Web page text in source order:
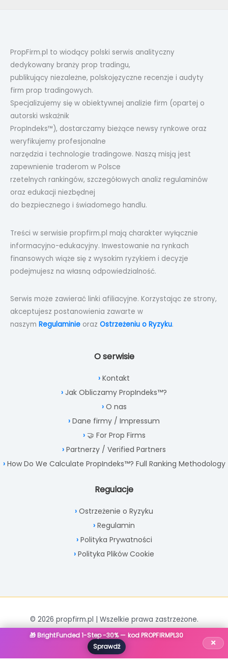
PropFirm.pl to wiodący polski serwis analityczny
dedykowany branży prop tradingu,
publikujący niezależne, polskojęzyczne recenzje i audyty
firm prop tradingowych.
Specjalizujemy się w obiektywnej analizie firm (opartej o
autorski wskaźnik
PropIndeks™), dostarczamy bieżące newsy rynkowe oraz
weryfikujemy profesjonalne
narzędzia i technologie tradingowe. Naszą misją jest
zapewnienie traderom w Polsce
rzetelnych rankingów, szczegółowych analiz regulaminów
oraz edukacji niezbędnej
do bezpiecznego i świadomego handlu.
Treści w serwisie propfirm.pl mają charakter wyłącznie
informacyjno-edukacyjny. Inwestowanie na rynkach
finansowych wiąże się z wysokim ryzykiem i decyzje
podejmujesz na własną odpowiedzialność.
Serwis może zawierać linki afiliacyjne. Korzystając ze strony,
akceptujesz postanowienia zawarte w
naszym Regulaminie oraz Ostrzeżeniu o Ryzyku.
O serwisie
Kontakt
Jak Obliczamy PropIndeks™?
O nas
Dane firmy / Impressum
🤝 For Prop Firms
Partnerzy / Verified Partners
How Do We Calculate PropIndeks™? Full Ranking Methodology
Regulacje
Ostrzeżenie o Ryzyku
Regulamin
Polityka Prywatności
Polityka Plików Cookie
© 2026 propfirm.pl | Wszelkie prawa zastrzeżone.
🎁 BrightFunded 1-Step -30% — kod PROPFIRMPL30
Sprawdź
×